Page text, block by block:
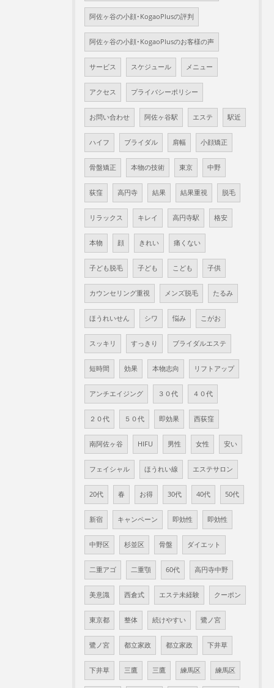
阿佐ヶ谷の小顔･KogaoPlusの評判
阿佐ヶ谷の小顔･KogaoPlusのお客様の声
サービス スケジュール メニュー
アクセス プライバシーポリシー
お問い合わせ 阿佐ヶ谷駅 エステ 駅近
ハイフ ブライダル 肩幅 小顔矯正
骨盤矯正 本物の技術 東京 中野
荻窪 高円寺 結果 結果重視 脱毛
リラックス キレイ 高円寺駅 格安
本物 顔 きれい 痛くない
子ども脱毛 子ども こども 子供
カウンセリング重視 メンズ脱毛 たるみ
ほうれいせん シワ 悩み こがお
スッキリ すっきり ブライダルエステ
短時間 効果 本物志向 リフトアップ
アンチエイジング ３０代 ４０代
２０代 ５０代 即効果 西荻窪
南阿佐ヶ谷 HIFU 男性 女性 安い
フェイシャル ほうれい線 エステサロン
20代 春 お得 30代 40代 50代
新宿 キャンペーン 即効性 即効性
中野区 杉並区 骨盤 ダイエット
二重アゴ 二重顎 60代 高円寺中野
美意識 西倉式 エステ未経験 クーポン
東京都 整体 続けやすい 鷺ノ宮
鷺ノ宮 都立家政 都立家政 下井草
下井草 三鷹 三鷹 練馬区 練馬区